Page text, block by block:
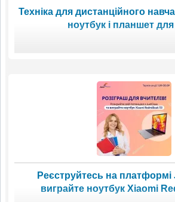
Техніка для дистанційного
ноутбук і планшет для
Реєструйтесь на платформі
виграйте ноутбук Xiaomi